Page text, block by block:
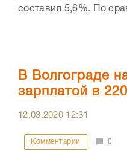
составил 5,6%. По
В Волгограде
зарплатой в
12.03.2020 12:31
Комментарии 0